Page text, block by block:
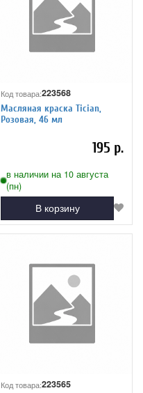
Код товара:223568
Масляная краска Tician,
Розовая, 46 мл
195 р.
в наличии на 10 августа
(пн)
В корзину
Код товара:223565